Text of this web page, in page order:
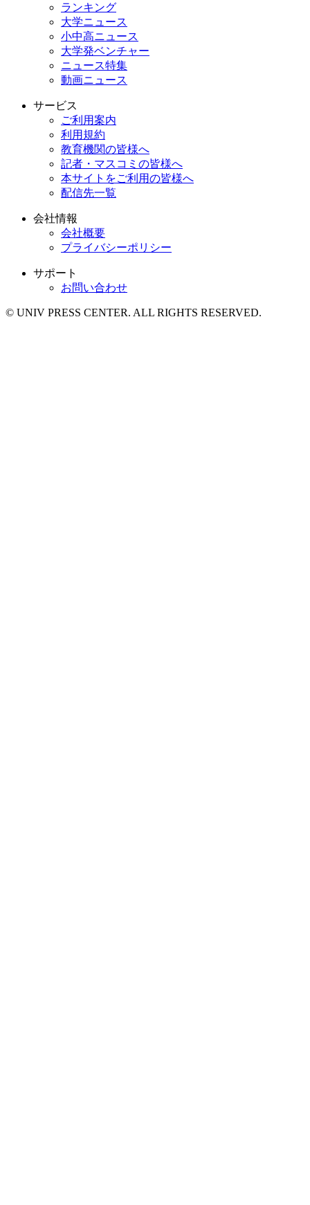
ランキング
大学ニュース
小中高ニュース
大学発ベンチャー
ニュース特集
動画ニュース
サービス
ご利用案内
利用規約
教育機関の皆様へ
記者・マスコミの皆様へ
本サイトをご利用の皆様へ
配信先一覧
会社情報
会社概要
プライバシーポリシー
サポート
お問い合わせ
© UNIV PRESS CENTER. ALL RIGHTS RESERVED.